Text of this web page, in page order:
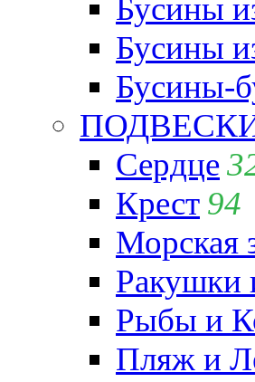
Бусины
Бусины
Бусины-
Сердце
Крест 94
Морская
Рыбы и
Пляж и